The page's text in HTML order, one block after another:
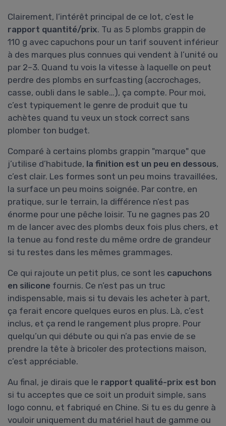
Clairement, l’intérêt principal de ce lot, c’est le
rapport quantité/prix. Tu as 5 plombs grappin de
110 g avec capuchons pour un tarif souvent inférieur
à des marques plus connues qui vendent à l’unité ou
par 2–3. Quand tu vois la vitesse à laquelle on peut
perdre des plombs en surfcasting (accrochages,
casse, oubli dans le sable…), ça compte. Pour moi,
c’est typiquement le genre de produit que tu
achètes quand tu veux un stock correct sans
plomber ton budget.
Comparé à certains plombs grappin "marque" que
j’utilise d’habitude, la finition est un peu en dessous,
c’est clair. Les formes sont un peu moins travaillées,
la surface un peu moins soignée. Par contre, en
pratique, sur le terrain, la différence n’est pas
énorme pour une pêche loisir. Tu ne gagnes pas 20
m de lancer avec des plombs deux fois plus chers, et
la tenue au fond reste du même ordre de grandeur
si tu restes dans les mêmes grammages.
Ce qui rajoute un petit plus, ce sont les capuchons
en silicone fournis. Ce n’est pas un truc
indispensable, mais si tu devais les acheter à part,
ça ferait encore quelques euros en plus. Là, c’est
inclus, et ça rend le rangement plus propre. Pour
quelqu’un qui débute ou qui n’a pas envie de se
prendre la tête à bricoler des protections maison,
c’est appréciable.
Au final, je dirais que le rapport qualité-prix est bon
si tu acceptes que ce soit un produit simple, sans
logo connu, et fabriqué en Chine. Si tu es du genre à
vouloir uniquement du matériel haut de gamme ou